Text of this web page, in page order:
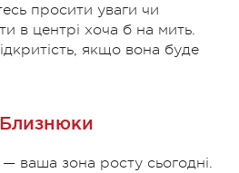
просити уваги чи
в центрі хоча б на мить.
якщо вона буде
Близнюки
— ваша зона росту сьогодні.